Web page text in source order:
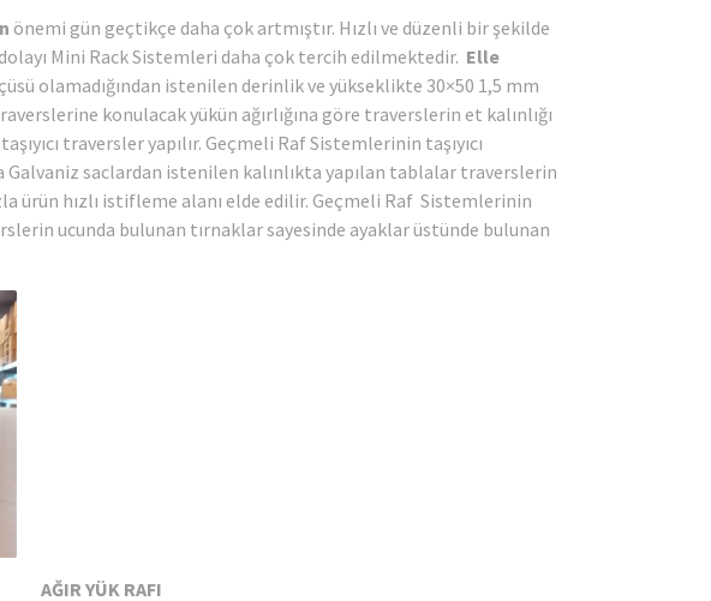
önemi gün geçtikçe daha çok artmıştır. Hızlı ve düzenli bir şekilde
Mini Rack Sistemleri daha çok tercih edilmektedir. Elle
olamadığından istenilen derinlik ve yükseklikte 30×50 1,5 mm
konulacak yükün ağırlığına göre traverslerin et kalınlığı
traversler yapılır. Geçmeli Raf Sistemlerinin taşıyıcı
saclardan istenilen kalınlıkta yapılan tablalar traverslerin
ürün hızlı istifleme alanı elde edilir. Geçmeli Raf Sistemlerinin
ucunda bulunan tırnaklar sayesinde ayaklar üstünde bulunan
AĞIR YÜK RAFI